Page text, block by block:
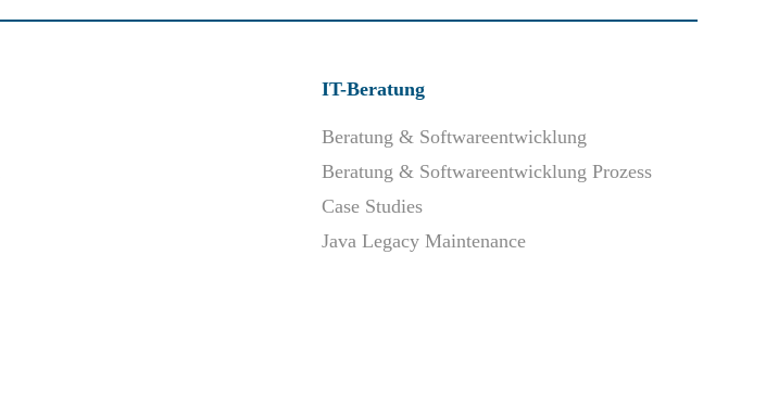
IT-Beratung
Beratung & Softwareentwicklung
Beratung & Softwareentwicklung Prozess
Case Studies
Java Legacy Maintenance